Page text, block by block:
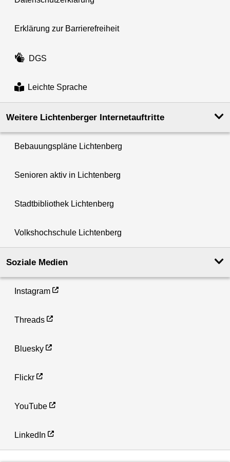
Erklärung zur Barrierefreiheit
DGS
Leichte Sprache
Weitere Lichtenberger Internetauftritte
Bebauungspläne Lichtenberg
Senioren aktiv in Lichtenberg
Stadtbibliothek Lichtenberg
Volkshochschule Lichtenberg
Soziale Medien
Instagram
Threads
Bluesky
Flickr
YouTube
LinkedIn